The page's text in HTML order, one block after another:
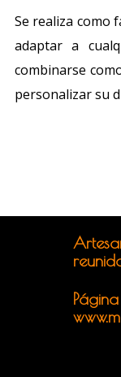
Se realiza como
adaptar a
combinarse
personalizar su